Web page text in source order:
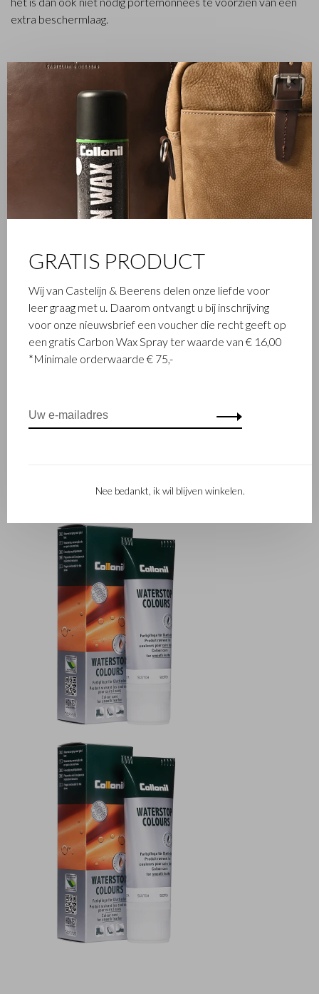
extra beschermlaag.
VERKEERD ONDERHOUD
Bij behandeling van onze producten met agressieve
onderhoudsmiddelen en anders dan deaanbevolen
onderhoudsmiddelen
, vervalt de garantie.
AANBEVOLEN ONDERHOUDSMIDDELEN
Collonil Carbon Wax Spray
, voor het beschermen van alle
scotch voor het behandelen van beschadigingen op de tas.
Bekijk hiervoor de informatie per leersoort
✕
GRATIS PRODUCT
Wij van Castelijn & Beerens delen onze liefde voor
leer graag met u. Daarom ontvangt u bij inschrijving
voor onze nieuwsbrief een voucher die recht geeft op
een gratis Carbon Wax Spray ter waarde van € 16,00
*Minimale orderwaarde € 75,-
Nee bedankt, ik wil blijven winkelen.